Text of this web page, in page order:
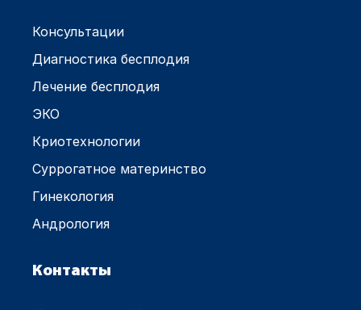
Консультации
Диагностика бесплодия
Лечение бесплодия
ЭКО
Криотехнологии
Суррогатное материнство
Гинекология
Андрология
Контакты